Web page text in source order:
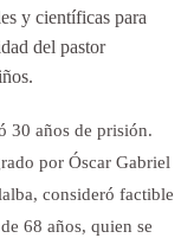
y científicas para
del pastor
30 años de prisión.
por Óscar Gabriel
consideró factible
68 años, quien se